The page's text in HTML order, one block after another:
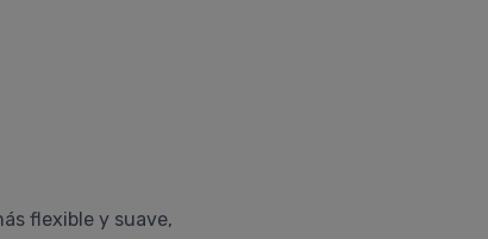
flexible y suave,